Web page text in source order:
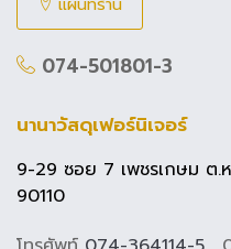
074-501801-3
นานาวัสดุเฟอร์นิเจอร์
9-29 ซอย 7 เพชรเกษม ต
90110